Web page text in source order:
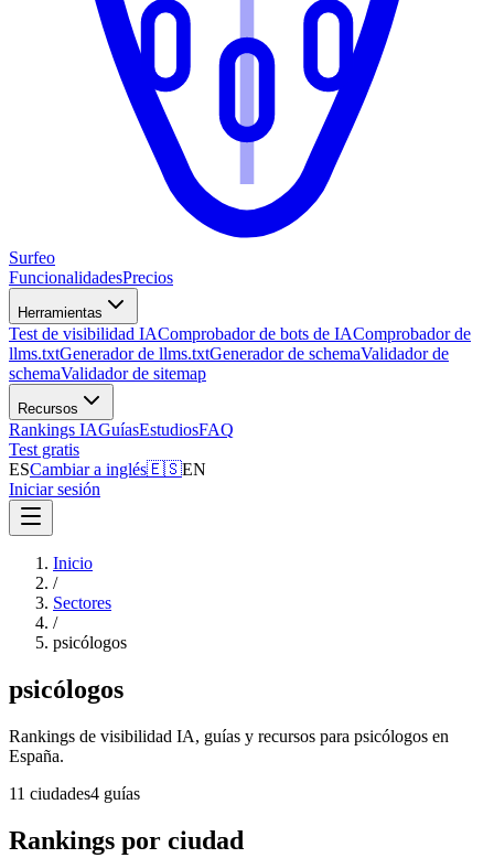
Surfeo
FuncionalidadesPrecios
Herramientas
Test de visibilidad IAComprobador de bots de IAComprobador de
llms.txtGenerador de llms.txtGenerador de schemaValidador de
schemaValidador de sitemap
Recursos
Rankings IAGuíasEstudiosFAQ
Test gratis
ESCambiar a inglés🇪🇸EN
Iniciar sesión
Inicio
/
Sectores
/
psicólogos
psicólogos
Rankings de visibilidad IA, guías y recursos para psicólogos en
España.
11 ciudades4 guías
Rankings por ciudad